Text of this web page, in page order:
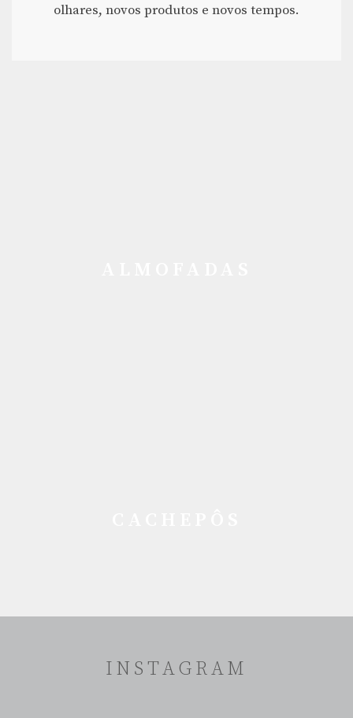
olhares, novos produtos e novos tempos.
INSTAGRAM